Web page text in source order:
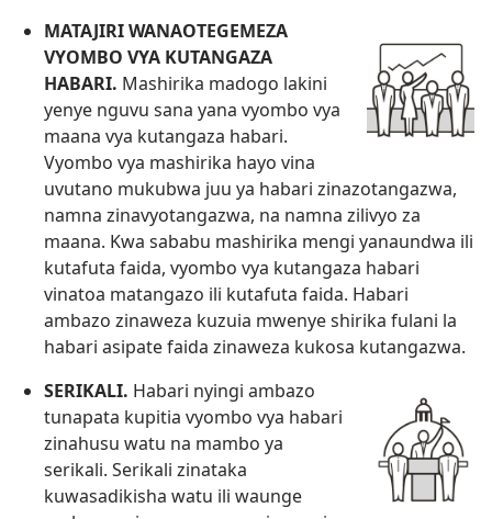
MATAJIRI WANAOTEGEMEZA
VYOMBO VYA KUTANGAZA
HABARI. Mashirika madogo lakini
yenye nguvu sana yana vyombo vya
maana vya kutangaza habari.
Vyombo vya mashirika hayo vina
uvutano mukubwa juu ya habari zinazotangazwa,
namna zinavyotangazwa, na namna zilivyo za
maana. Kwa sababu mashirika mengi yanaundwa ili
kutafuta faida, vyombo vya kutangaza habari
vinatoa matangazo ili kutafuta faida. Habari
ambazo zinaweza kuzuia mwenye shirika fulani la
habari asipate faida zinaweza kukosa kutangazwa.
SERIKALI. Habari nyingi ambazo
tunapata kupitia vyombo vya habari
zinahusu watu na mambo ya
serikali. Serikali zinataka
kuwasadikisha watu ili waunge